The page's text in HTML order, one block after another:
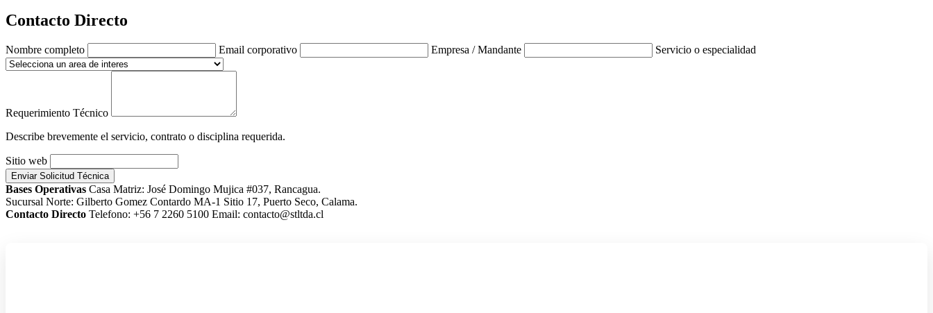
Contacto Directo
Nombre completo Email corporativo Empresa / Mandante Servicio o especialidad
Requerimiento Técnico
Describe brevemente el servicio, contrato o disciplina requerida.
Sitio web
Enviar Solicitud Técnica
Bases Operativas Casa Matriz: José Domingo Mujica #037, Rancagua.
Sucursal Norte: Gilberto Gomez Contardo MA-1 Sitio 17, Puerto Seco, Calama.
Contacto Directo Telefono: +56 7 2260 5100 Email: contacto@stltda.cl